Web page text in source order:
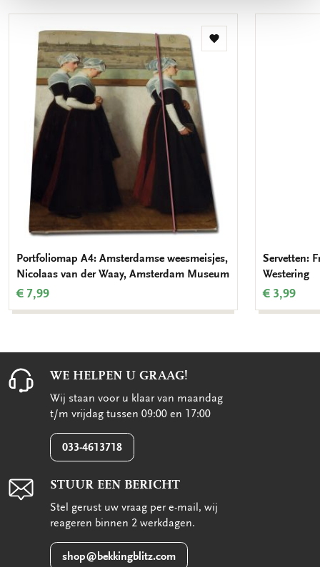
Toevoegen
Portfoliomap A4: Amsterdamse weesmeisjes,
Nicolaas van der Waay, Amsterdam Museum
€ 7,99
Servetten:
Westering
€ 3,99
WE HELPEN U GRAAG!
Wij staan voor u klaar van maandag
t/m vrijdag tussen 09:00 en 17:00
033-4613718
STUUR EEN BERICHT
Stel gerust uw vraag per e-mail, wij
reageren binnen 2 werkdagen.
shop@bekkingblitz.com